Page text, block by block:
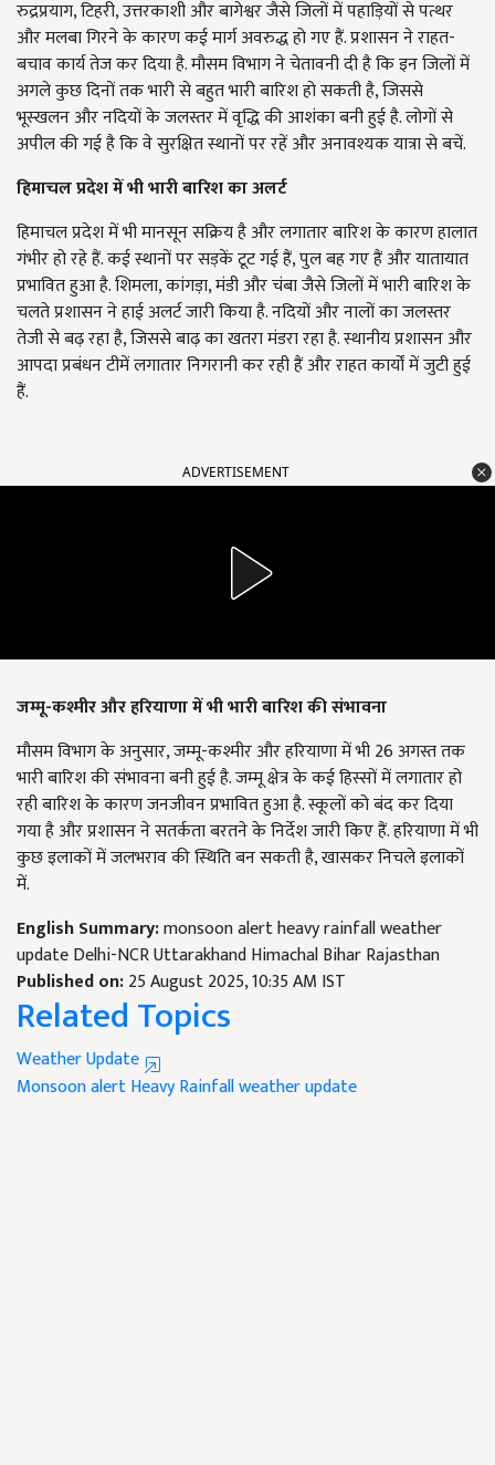
रुद्रप्रयाग, टिहरी, उत्तरकाशी और बागेश्वर जैसे जिलों में पहाड़ियों से पत्थर
और मलबा गिरने के कारण कई मार्ग अवरुद्ध हो गए हैं. प्रशासन ने राहत-
बचाव कार्य तेज कर दिया है. मौसम विभाग ने चेतावनी दी है कि इन जिलों में
अगले कुछ दिनों तक भारी से बहुत भारी बारिश हो सकती है, जिससे
भूस्खलन और नदियों के जलस्तर में वृद्धि की आशंका बनी हुई है. लोगों से
अपील की गई है कि वे सुरक्षित स्थानों पर रहें और अनावश्यक यात्रा से बचें.
हिमाचल प्रदेश में भी भारी बारिश का अलर्ट
हिमाचल प्रदेश में भी मानसून सक्रिय है और लगातार बारिश के कारण हालात
गंभीर हो रहे हैं. कई स्थानों पर सड़कें टूट गई हैं, पुल बह गए हैं और यातायात
प्रभावित हुआ है. शिमला, कांगड़ा, मंडी और चंबा जैसे जिलों में भारी बारिश के
चलते प्रशासन ने हाई अलर्ट जारी किया है. नदियों और नालों का जलस्तर
तेजी से बढ़ रहा है, जिससे बाढ़ का खतरा मंडरा रहा है. स्थानीय प्रशासन और
आपदा प्रबंधन टीमें लगातार निगरानी कर रही हैं और राहत कार्यों में जुटी हुई
हैं.
ADVERTISEMENT
जम्मू-कश्मीर और हरियाणा में भी भारी बारिश की संभावना
मौसम विभाग के अनुसार, जम्मू-कश्मीर और हरियाणा में भी 26 अगस्त तक
भारी बारिश की संभावना बनी हुई है. जम्मू क्षेत्र के कई हिस्सों में लगातार हो
रही बारिश के कारण जनजीवन प्रभावित हुआ है. स्कूलों को बंद कर दिया
गया है और प्रशासन ने सतर्कता बरतने के निर्देश जारी किए हैं. हरियाणा में भी
कुछ इलाकों में जलभराव की स्थिति बन सकती है, खासकर निचले इलाकों
में.
English Summary:monsoon alert heavy rainfall weather
update Delhi-NCR Uttarakhand Himachal Bihar Rajasthan
Published on:25 August 2025, 10:35 AM IST
Related Topics
Weather Update
Monsoon alertHeavy Rainfallweather update